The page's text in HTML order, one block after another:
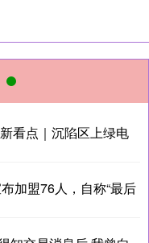
看点｜沉陷区上绿电
加盟76人，自称“最后